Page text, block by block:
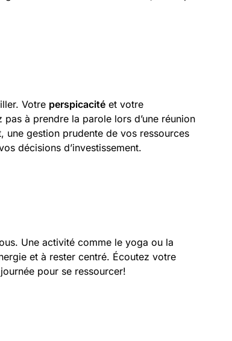
Votre perspicacité et votre
pas à prendre la parole lors d’une réunion
une gestion prudente de vos ressources
décisions d’investissement.
Une activité comme le yoga ou la
et à rester centré. Écoutez votre
pour se ressourcer!